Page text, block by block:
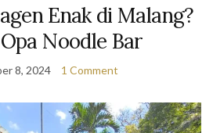
Enak di Malang?
Noodle Bar
8, 2024 1 Comment